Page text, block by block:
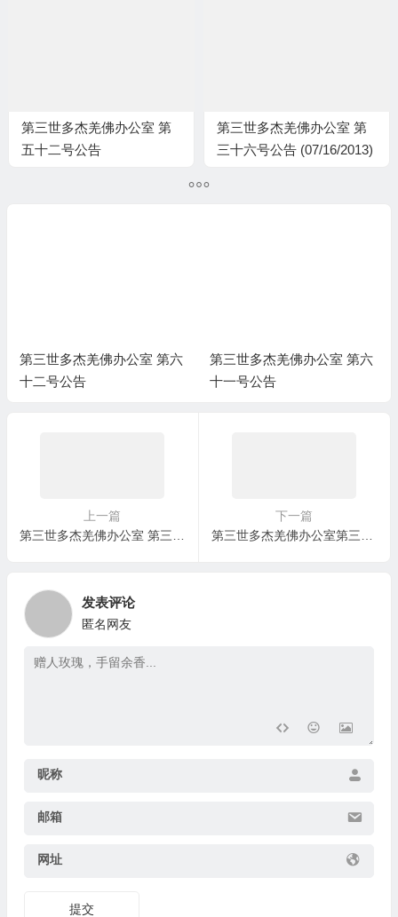
第三世多杰羌佛办公室 第
五十二号公告
第三世多杰羌佛办公室 第
三十六号公告 (07/16/2013)
第三世多杰羌佛办公室 第六
十二号公告
第三世多杰羌佛办公室 第六
十一号公告
上一篇
下一篇
发表评论
匿名网友
昵称
邮箱
网址
提交